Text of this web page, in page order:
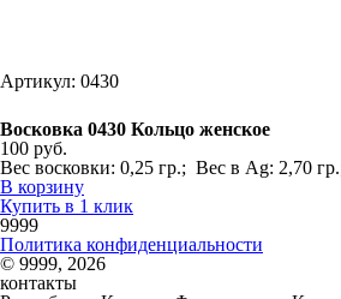
Артикул: 0430
Восковка 0430 Кольцо женское
100 руб.
Вес восковки: 0,25 гр.; Вес в Ag: 2,70
В корзину
Купить в 1 клик
9999
Политика конфиденциальности
© 9999, 2026
контакты